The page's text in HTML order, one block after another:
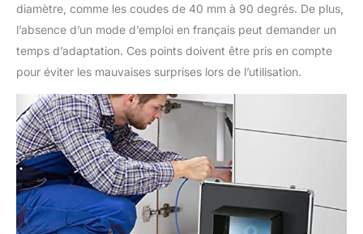
Enregistrez & Analysez
Chaque Détail :
Préparez-vous à
revivre et à analyser
chaque opération ! La
caméra d'inspection de
pipeline est dotée d'un
enregistreur numérique
et de fonctions de prise
de photos. Dès que
vous appuyez sur
REC/-, elle commence
à enregistrer. Une carte
diamètre, comme les coudes de 40 mm à 90 degrés. De plus,
l’absence d’un mode d’emploi en français peut demander un
temps d’adaptation. Ces points doivent être pris en compte
pour éviter les mauvaises surprises lors de l’utilisation.